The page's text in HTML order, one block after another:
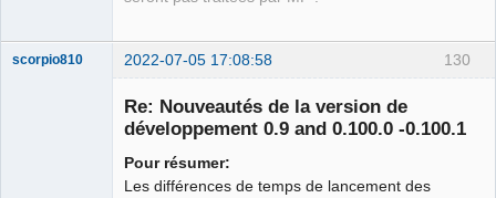
130
scorpio810 2022-07-05 17:08:58
Re: Nouveautés de la version de
développement 0.9 and 0.100.0 -0.100.1
Pour résumer:
Les différences de temps de lancement des